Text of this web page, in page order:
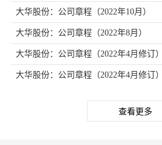
大华股份：公司章程（2022年10月）
大华股份：公司章程（2022年8月）
大华股份：公司章程（2022年4月修订）
大华股份：公司章程（2022年4月修订）
查看更多